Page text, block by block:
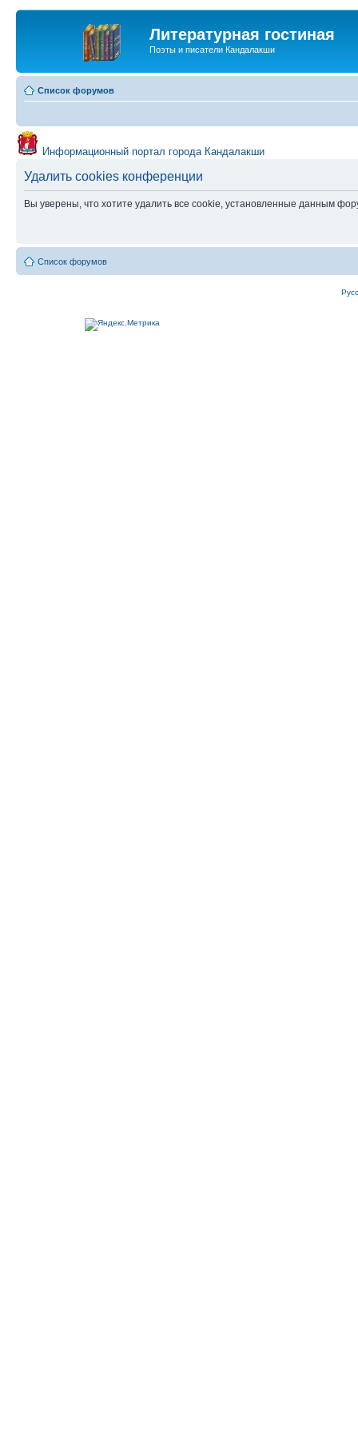
Литературная гостиная
Поэты и писатели Кандалакши
Список форумов
Информационный портал города Кандалакши
Удалить cookies конференции
Вы уверены, что хотите удалить все cookie, установленные данным
Список форумов